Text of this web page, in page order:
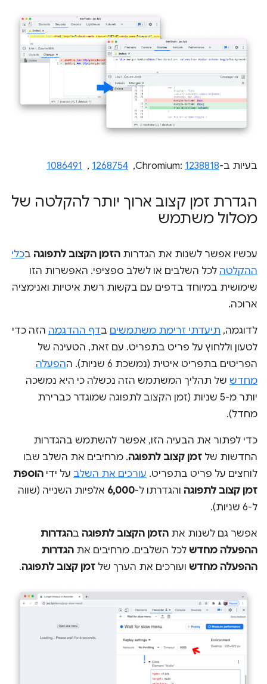
בעיות ב-Chromium:1238818
, ‏
1268754
, ‏
1086491
הגדרת זמן קצוב ארוך יותר להקלטה של
מסלול משתמש
עכשיו אפשר לשנות את הגדרות הזמן הקצוב לתפוגה בכלי
ההקלטה לכל השלבים או לשלב ספציפי. האפשרות הזו
שימושית במיוחד בדפים עם בקשות רשת איטיות ואנימציה
ארוכה.
לדוגמה, תיעדתי זרימת משתמשים בדף ההדגמה הזה כדי
לטעון וללחוץ על פריט בתפריט. עם זאת, הטעינה של
הפריטים בתפריט איטית (נמשכת 6 שניות). ה
הפעלה
מחדש של תהליך המשתמש הזה נכשלה כי היא נמשכה
יותר מ-5 שניות (זמן הקצוב לתפוגה שמוגדר כברירת
מחדל).
כדי לפתור את הבעיה הזו, אפשר להשתמש בהגדרות
החדשות של זמן קצוב לתפוגה. מרחיבים את השלב שבו
לוחצים על פריט בתפריט. עורכים את השלב על ידי הוספת
זמן קצוב לתפוגה והגדרתו ל-6,000 אלפיות השנייה (שווה
ל-6 שניות).
אפשר גם לשנות את הזמן הקצוב לתפוגה בהגדרות
ההפעלה מחדש לכל השלבים. מרחיבים את הגדרות
ההפעלה מחדש ועורכים את הערך של זמן קצוב לתפוגה.